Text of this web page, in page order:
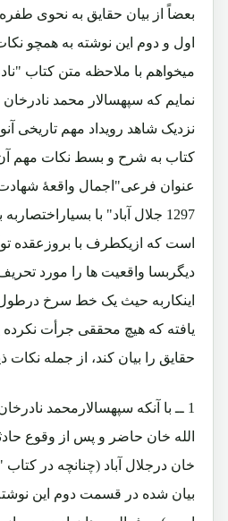
بعضاً از بیان حقایق به نحوی
اول و دوم این نوشته به همچو
میخواهم با ملاحظه متن کتاب
نمایم که سپهسالار محمد نادرخان
نزدیک شاهد رویداد مهم تاریخی
کتاب به شرح و بسط نکات مهم
عنوان فرعی"اجمال واقعۀ
1297 جلال آباد" با
است که ازیکطرف با بروزعقده
دیگربسا واقعیت ها را مورد
اینکاربه حیث یک خط سرخ
یافته که هیچ محققی جرأت نکرده
حقایق را بیان کند، از جمله نکات
1 ــ با آنکه سپهسالارمحمد
الله خان حاضر و پس از وقوع
خان درجلال آباد (چنانچه در کتاب
بیان شده در قسمت دوم این